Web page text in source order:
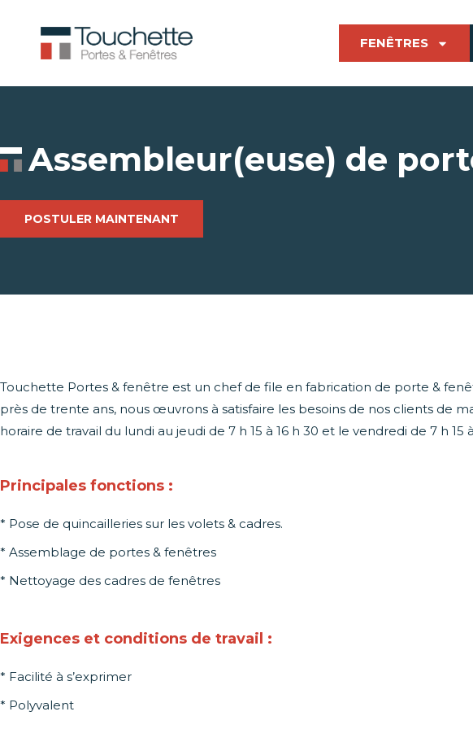
FENÊTRES
Assembleur(euse) de
POSTULER MAINTENANT
Touchette Portes & fenêtre est un chef de file en fabrication de porte &
près de trente ans, nous œuvrons à satisfaire les besoins de nos clients de
horaire de travail du lundi au jeudi de 7 h 15 à 16 h 30 et le vendredi de 7 h 15 à
Principales fonctions :
* Pose de quincailleries sur les volets & cadres.
* Assemblage de portes & fenêtres
* Nettoyage des cadres de fenêtres
Exigences et conditions de travail :
* Facilité à s’exprimer
* Polyvalent